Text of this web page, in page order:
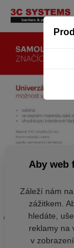
Aby web
Záleží nám
zážitkem.
hledáte,
reklamy na
v